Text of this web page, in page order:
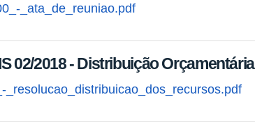
_ata_de_reuniao.pdf
02/2018 - Distribuição Orçamentária
_resolucao_distribuicao_dos_recursos.pdf